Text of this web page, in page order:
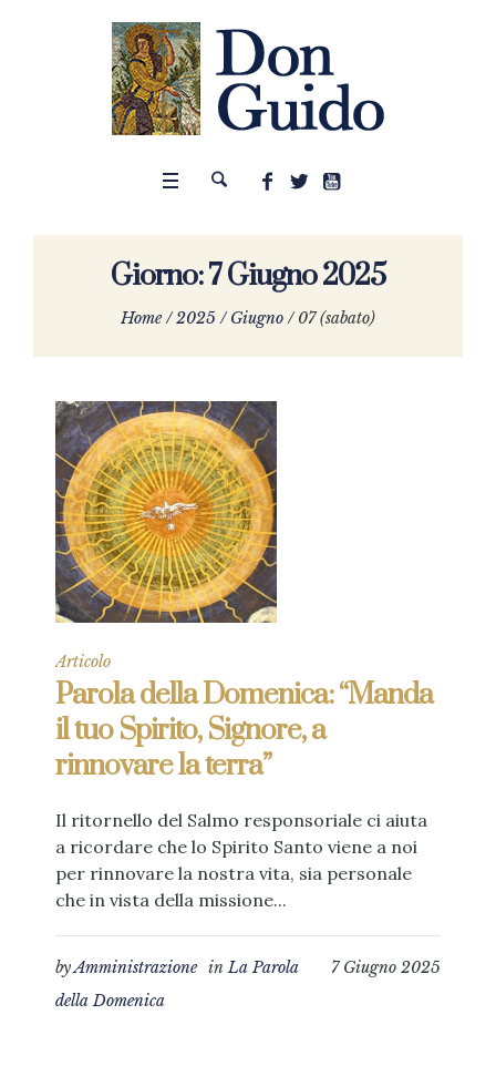
Giorno:7 Giugno 2025
Home /2025 /Giugno /07 (sabato)
Articolo
Parola della Domenica: “Manda
il tuo Spirito, Signore, a
rinnovare la terra”
Il ritornello del Salmo responsoriale ci aiuta
a ricordare che lo Spirito Santo viene a noi
per rinnovare la nostra vita, sia personale
che in vista della missione...
7 Giugno 2025
byAmministrazione inLa Parola
della Domenica